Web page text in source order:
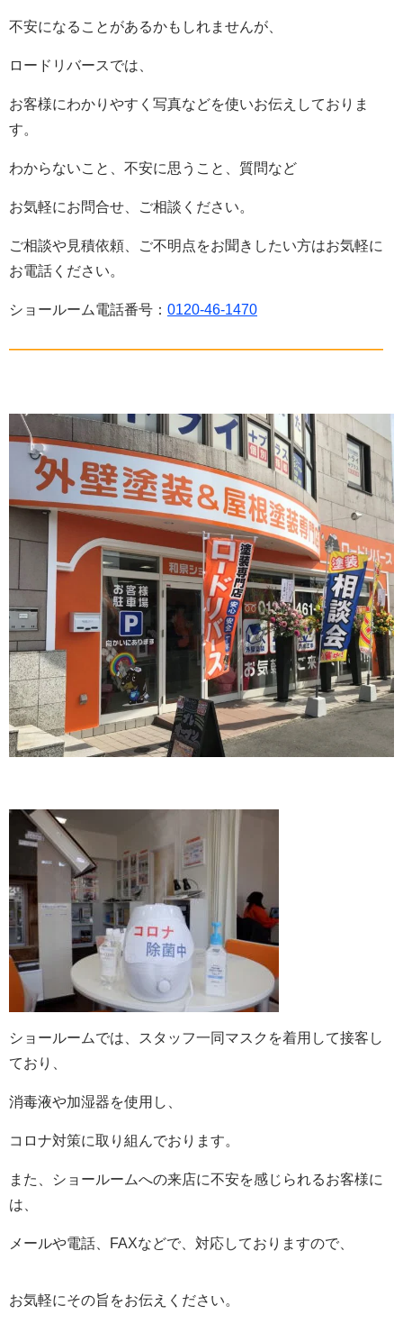
不安になることがあるかもしれませんが、
ロードリバースでは、
お客様にわかりやすく写真などを使いお伝えしておりま
す。
わからないこと、不安に思うこと、質問など
お気軽にお問合せ、ご相談ください。
ご相談や見積依頼、ご不明点をお聞きしたい方はお気軽に
お電話ください。
ショールーム電話番号： 0120-46-1470
——————————————————————————
ショールームでは、スタッフ一同マスクを着用して接客し
ており、
消毒液や加湿器を使用し、
コロナ対策に取り組んでおります。
また、ショールームへの来店に不安を感じられるお客様に
は、
メールや電話、FAXなどで、対応しておりますので、
お気軽にその旨をお伝えください。